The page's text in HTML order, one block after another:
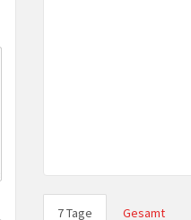
7 Tage Gesamt